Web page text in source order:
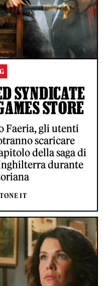
SYNDICATE
STORE
Faeria, gli utenti
scaricare
della saga di
durante
IT